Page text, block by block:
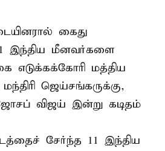
கைது
இந்திய மீனவர்களை
எடுக்கக்கோரி மத்திய
ஜெய்சங்கருக்கு,
விஜய் இன்று கடிதம்
சேர்ந்த 11 இந்திய